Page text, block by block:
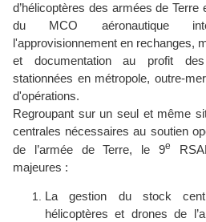
d’hélicoptères des armées de Terre
du MCO aéronautique
l'approvisionnement en rechanges,
et documentation au profit
stationnées en métropole, outre-
d'opérations.
Regroupant sur un seul et même
centrales nécessaires au soutien
de l’armée de Terre, le 9e
majeures :
La gestion du stock
hélicoptères et drones de